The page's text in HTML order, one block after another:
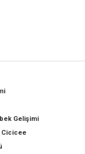
Gelişimi
Cicicee